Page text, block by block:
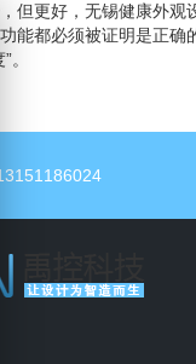
但更好，无锡健康外
能都必须被证明是正
。